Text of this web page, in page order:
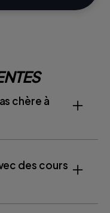
chère à
des cours